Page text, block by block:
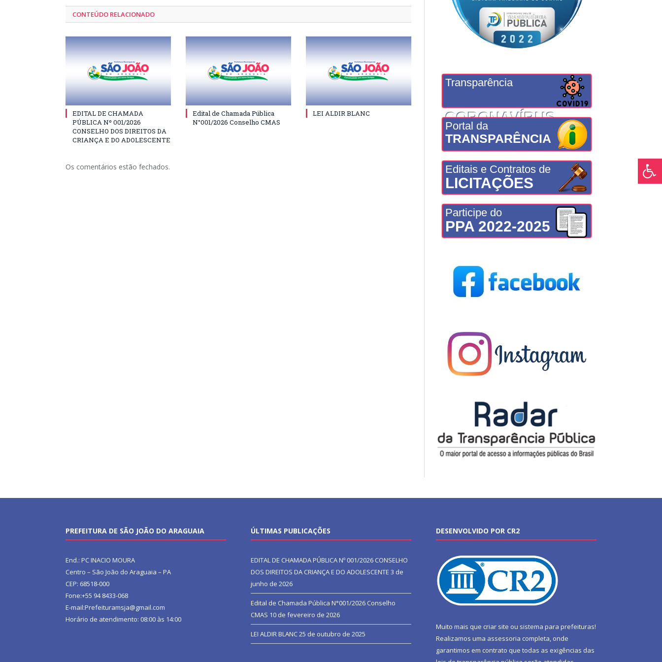
CONTEÚDO RELACIONADO
EDITAL DE CHAMADA
PÚBLICA Nº 001/2026
CONSELHO DOS DIREITOS DA
CRIANÇA E DO ADOLESCENTE
Edital de Chamada Pública
N°001/2026 Conselho CMAS
LEI ALDIR BLANC
Os comentários estão fechados.
Transparência
CORONAVÍRUS
Portal da
TRANSPARÊNCIA
Editais e Contratos de
LICITAÇÕES
Participe do
PPA 2022-2025
PREFEITURA DE SÃO JOÃO DO ARAGUAIA
End.: PC INACIO MOURA
Centro – São João do Araguaia – PA
CEP: 68518-000
Fone:+55 94 8433-068
E-mail:Prefeituramsja@gmail.com
Horário de atendimento: 08:00 às 14:00
ÚLTIMAS PUBLICAÇÕES
EDITAL DE CHAMADA PÚBLICA Nº 001/2026 CONSELHO
DOS DIREITOS DA CRIANÇA E DO ADOLESCENTE 3 de
junho de 2026
Edital de Chamada Pública N°001/2026 Conselho
CMAS 10 de fevereiro de 2026
LEI ALDIR BLANC25 de outubro de 2025
DESENVOLVIDO POR CR2
Muito mais que criar site ou sistema para prefeituras!
Realizamos uma assessoria completa, onde
garantimos em contrato que todas as exigências das